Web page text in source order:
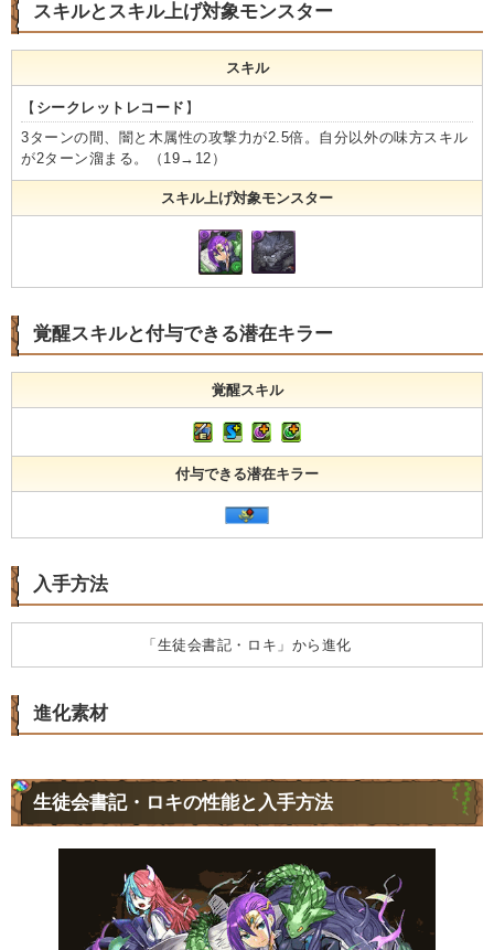
スキルとスキル上げ対象モンスター
スキル
【 シークレットレコード 】
3ターンの間、闇と木属性の攻撃力が2.5倍。自分以外の味方スキル
が2ターン溜まる。（19→12）
スキル上げ対象モンスター
覚醒スキルと付与できる潜在キラー
覚醒スキル
付与できる潜在キラー
入手方法
「生徒会書記・ロキ」から進化
進化素材
生徒会書記・ロキの性能と入手方法